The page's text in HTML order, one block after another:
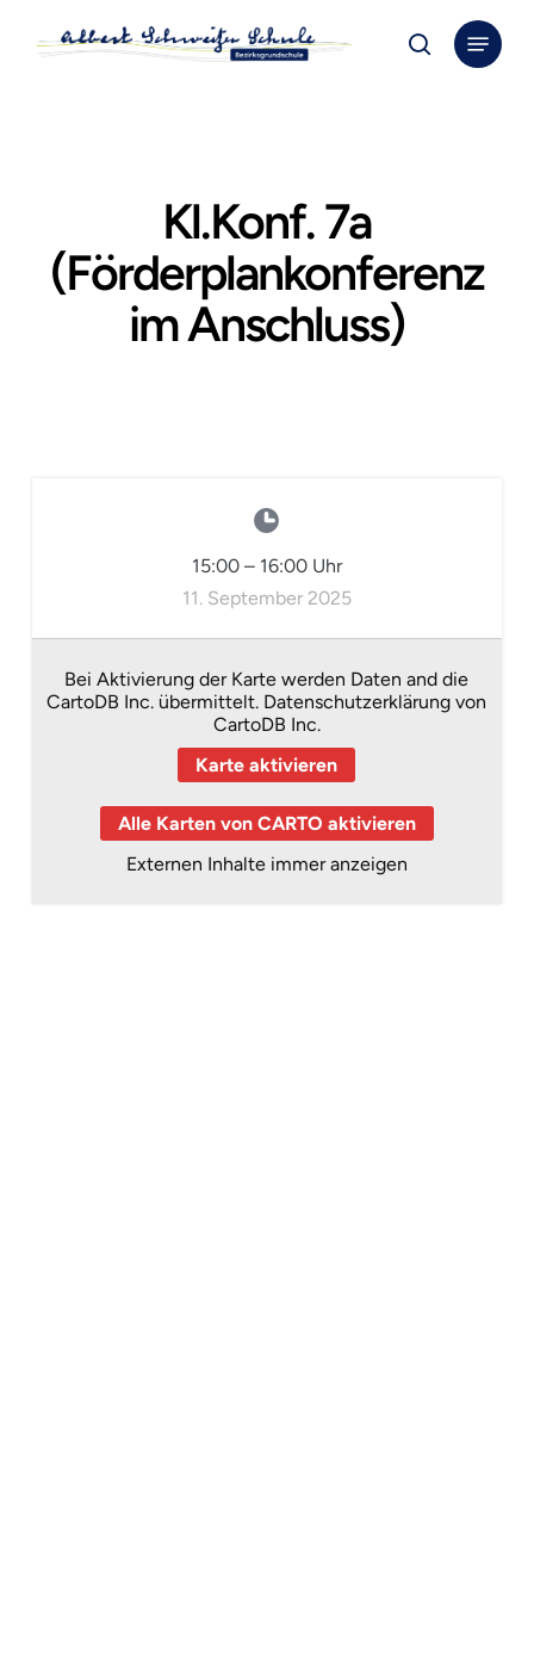
search
Menu
Kl.Konf. 7a
(Förderplankonferenz
im Anschluss)
15:00– 16:00Uhr
11. September 2025
Bei Aktivierung der Karte werden Daten and die
CartoDB Inc. übermittelt. Datenschutzerklärung von
CartoDB Inc.
Karte aktivieren
Alle Karten von CARTO aktivieren
Externen Inhalte immer anzeigen
Close